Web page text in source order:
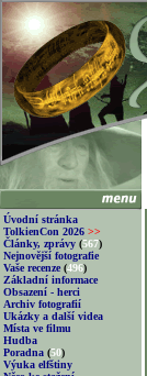
Úvodní stránka
TolkienCon 2026 >>
Články, zprávy (567)
Nejnovější fotografie
Vaše recenze (496)
Základní informace
Obsazení - herci
Archiv fotografií
Ukázky a další videa
Místa ve filmu
Hudba
Poradna (50)
Výuka elfštiny